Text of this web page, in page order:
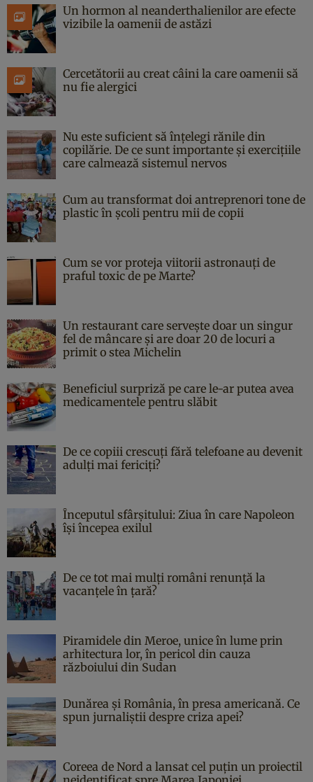
Un hormon al neanderthalienilor are efecte
vizibile la oamenii de astăzi
Cercetătorii au creat câini la care oamenii să
nu fie alergici
Nu este suficient să înțelegi rănile din
copilărie. De ce sunt importante și exercițiile
care calmează sistemul nervos
Cum au transformat doi antreprenori tone de
plastic în școli pentru mii de copii
Cum se vor proteja viitorii astronauți de
praful toxic de pe Marte?
Un restaurant care servește doar un singur
fel de mâncare și are doar 20 de locuri a
primit o stea Michelin
Beneficiul surpriză pe care le-ar putea avea
medicamentele pentru slăbit
De ce copiii crescuți fără telefoane au devenit
adulți mai fericiți?
Începutul sfârşitului: Ziua în care Napoleon
îşi începea exilul
De ce tot mai mulți români renunță la
vacanțele în țară?
Piramidele din Meroe, unice în lume prin
arhitectura lor, în pericol din cauza
războiului din Sudan
Dunărea și România, în presa americană. Ce
spun jurnaliștii despre criza apei?
Coreea de Nord a lansat cel puțin un proiectil